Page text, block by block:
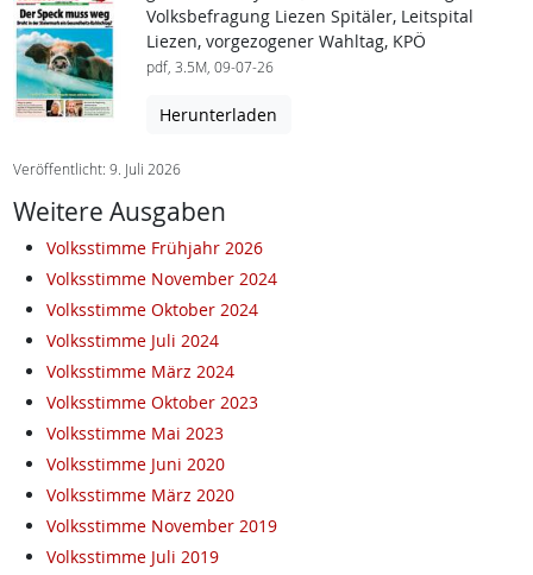
Volksbefragung Liezen Spitäler, Leitspital
Liezen, vorgezogener Wahltag, KPÖ
pdf, 3.5M, 09-07-26
Herunterladen
Veröffentlicht: 9. Juli 2026
Weitere Ausgaben
Volksstimme Frühjahr 2026
Volksstimme November 2024
Volksstimme Oktober 2024
Volksstimme Juli 2024
Volksstimme März 2024
Volksstimme Oktober 2023
Volksstimme Mai 2023
Volksstimme Juni 2020
Volksstimme März 2020
Volksstimme November 2019
Volksstimme Juli 2019